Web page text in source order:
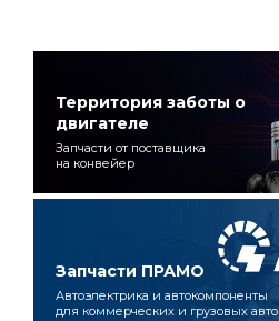
Территория заботы о
двигателе
Запчасти от поставщика
на конвейер
Запчасти ПРАМО
Автоэлектрика и автокомпоненты
для коммерческих и грузовых авто